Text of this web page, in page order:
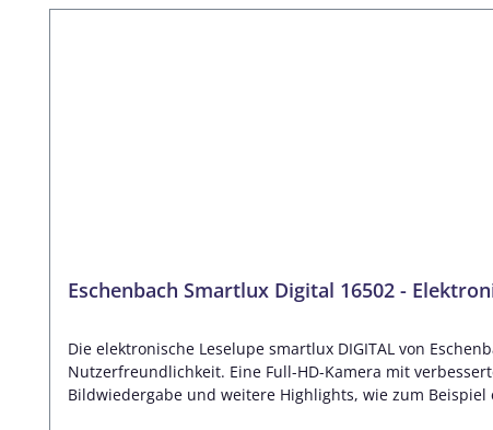
Eschenbach Smartlux Digital 16502 -
Die elektronische Leselupe smartlux DIGITAL von
Nutzerfreundlichkeit. Eine Full-HD-Kamera mit
Bildwiedergabe und weitere Highlights, wie zum
Mit erweiterten Funktionen, individuellen